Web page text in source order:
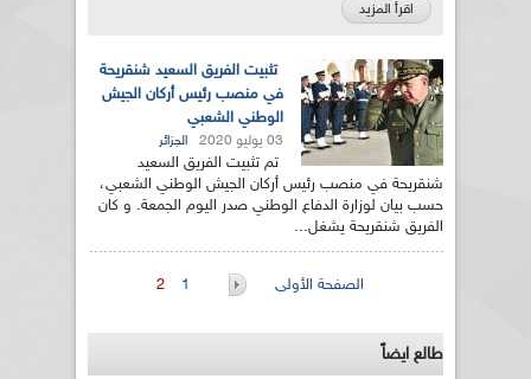
اقرأ المزيد
تثبيت الفريق السعيد شنقريحة
في منصب رئيس أركان الجيش
الوطني الشعبي
03 يوليو 2020 الجزائر
تم تثبيت الفريق السعيد
شنقريحة في منصب رئيس أركان الجيش الوطني الشعبي،
حسب بيان لوزارة الدفاع الوطني صدر اليوم الجمعة. و كان
الفريق شنقريحة يشغل...
الصفحاتالصفحة الأولى 1
2
طالع ايضاً